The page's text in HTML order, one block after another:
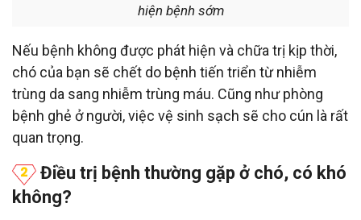
hiện bệnh sớm
Nếu bệnh không được phát hiện và chữa trị kịp thời,
chó của bạn sẽ chết do bệnh tiến triển từ nhiễm
trùng da sang nhiễm trùng máu. Cũng như phòng
bệnh ghẻ ở người, việc vệ sinh sạch sẽ cho cún là rất
quan trọng.
Điều trị bệnh thường gặp ở chó, có khó
không?